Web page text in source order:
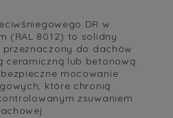
DR w
(RAL 8012) to solidny
do dachów
ceramiczną lub betonową.
mocowanie
które chronią
zsuwaniem